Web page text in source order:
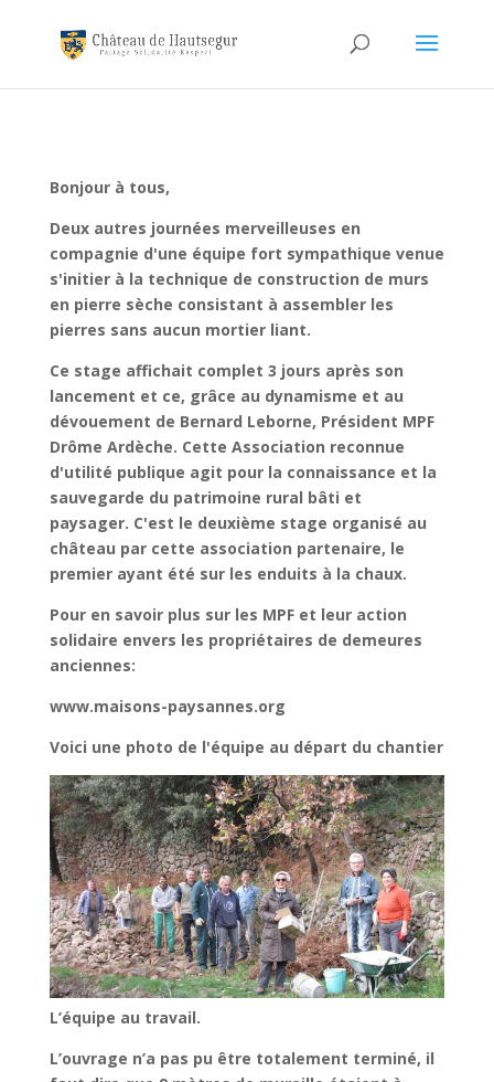
Bonjour à tous,
Deux autres journées merveilleuses en
compagnie d'une équipe fort sympathique venue
s'initier à la technique de construction de murs
en pierre sèche consistant à assembler les
pierres sans aucun mortier liant.
Ce stage affichait complet 3 jours après son
lancement et ce, grâce au dynamisme et au
dévouement de Bernard Leborne, Président MPF
Drôme Ardèche. Cette Association reconnue
d'utilité publique agit pour la connaissance et la
sauvegarde du patrimoine rural bâti et
paysager. C'est le deuxième stage organisé au
château par cette association partenaire, le
premier ayant été sur les enduits à la chaux.
Pour en savoir plus sur les MPF et leur action
solidaire envers les propriétaires de demeures
anciennes:
www.maisons-paysannes.org
Voici une photo de l'équipe au départ du chantier
L’équipe au travail.
L’ouvrage n’a pas pu être totalement terminé, il